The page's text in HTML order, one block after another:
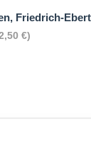
Friedrich-
€)